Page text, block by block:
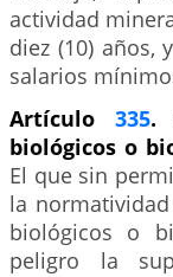
actividad
diez (10) años,
salarios
Artículo335.
biológicos o
El que sin
la
biológicos o
peligro la